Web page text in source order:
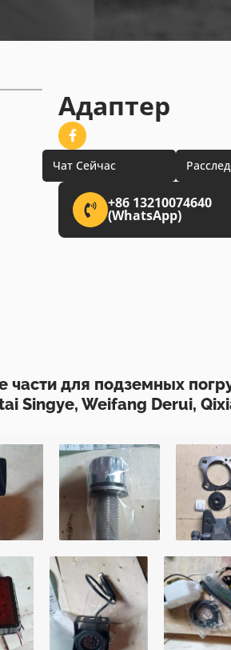
Адаптер
Чат Сейчас
+86 13210074640
(WhatsApp)
для подземных
Singye, Weifang Derui,